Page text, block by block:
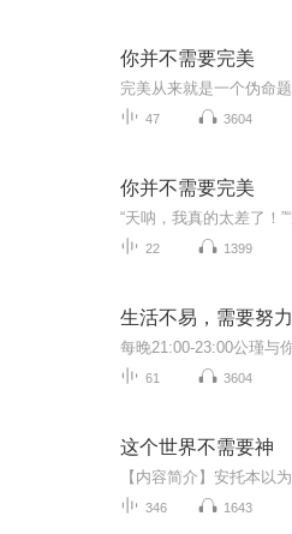
你并不需要完美
47 3604
你并不需要完美
22 1399
生活不易，需要努力
61 3604
这个世界不需要神
346 1643